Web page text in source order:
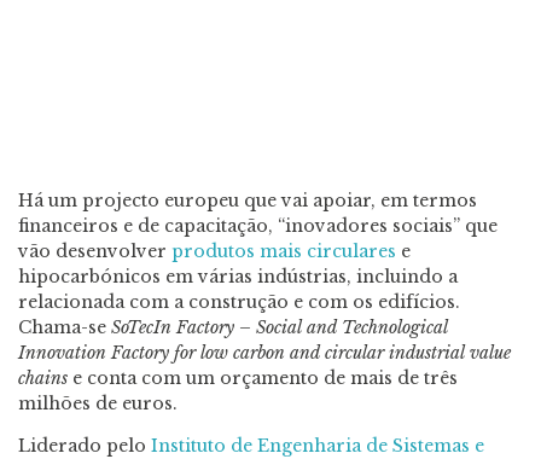
Há um projecto europeu que vai apoiar, em termos
financeiros e de capacitação, “inovadores sociais” que
vão desenvolver produtos mais circulares e
hipocarbónicos em várias indústrias, incluindo a
relacionada com a construção e com os edifícios.
Chama-se SoTecIn Factory – Social and Technological
Innovation Factory for low carbon and circular industrial value
chains e conta com um orçamento de mais de três
milhões de euros.
Liderado pelo Instituto de Engenharia de Sistemas e